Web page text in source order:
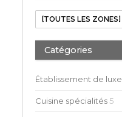
Catégories
Établissement de luxe
Cuisine spécialités5